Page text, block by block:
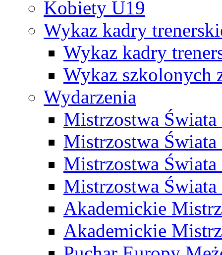
Kobiety U19
Wykaz kadry
Wykaz kadry
Wykaz szkolonych
Wydarzenia
Mistrzostwa
Mistrzostwa
Mistrzostwa
Mistrzostwa
Akademickie
Akademickie